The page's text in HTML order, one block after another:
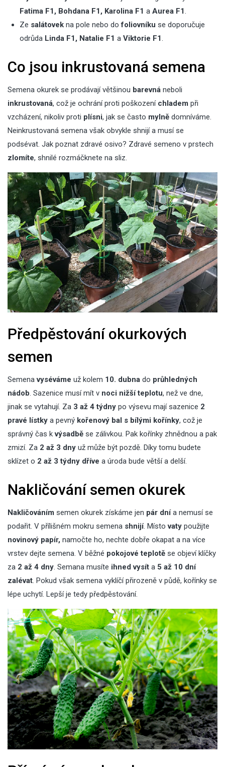
Fatima F1, Bohdana F1, Karolina F1 a Aurea F1
Ze salátovek na pole nebo dofoliovníku se doporučuje
odrůda Linda F1, Natalie F1 a Viktorie F1
Co jsou inkrustovaná semena
Semena okurek se prodávají většinou barevná neboli
inkrustovaná, což je ochrání proti poškození chladem při
vzcházení, nikoliv proti plísni, jak se často mylně domníváme.
Neinkrustovaná semena však obvykle shnijí a musí se
podsévat. Jak poznat zdravé osivo? Zdravé semeno v prstech
zlomíte, shnilé rozmáčknete na sliz.
Předpěstování okurkových
semen
Semenavyséváme už kolem 10. dubna do průhledných
nádob. Sazenice musí mít v noci nižší teplotu, než ve dne,
jinak se vytahují. Za 3 až 4 týdny po výsevu mají sazenice 2
pravé lístky a pevný kořenový bal s bílými kořínky, což je
správný čas kvýsadbě se zálivkou. Pak kořínky zhnědnou a pak
zmizí. Za 2 až 3 dny už může být pozdě. Díky tomu budete
sklízet o 2 až 3 týdny dříve a úroda bude větší a delší.
Nakličování semen okurek
Nakličováním semen okurek získáme jen pár dnía nemusí se
podařit. V přílišném mokru semena shnijí. Místovaty použijte
novinový papír, namočte ho, nechte dobře okapat a na více
vrstev dejte semena. V běžné pokojové teplotě se objeví klíčky
za 2 až 4 dny. Semana musíte ihned vysít a 5 až 10 dní
zalévat. Pokud však semena vyklíčí přirozeně v půdě, kořínky se
lépe uchytí. Lepší je tedy předpěstování.